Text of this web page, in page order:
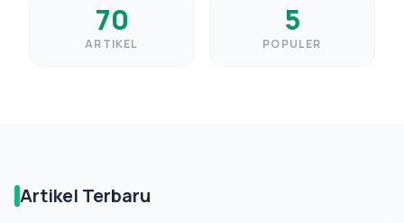
70
ARTIKEL
5
POPULER
Artikel Terbaru